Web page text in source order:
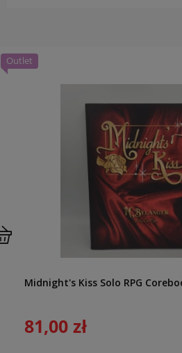
Midnight's Kiss Solo RPG
81,00 zł
Outlet